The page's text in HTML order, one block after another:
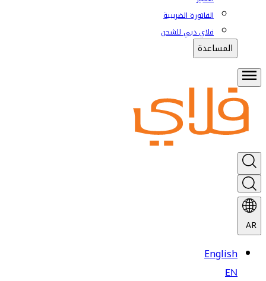
الفاتورة الضريبية
فلاي دبي للشحن
المساعدة
AR
English
EN